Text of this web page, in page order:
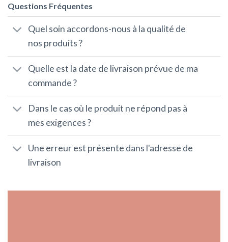
Questions Fréquentes
Quel soin accordons-nous à la qualité de
nos produits ?
Quelle est la date de livraison prévue de ma
commande ?
Dans le cas où le produit ne répond pas à
mes exigences ?
Une erreur est présente dans l'adresse de
livraison